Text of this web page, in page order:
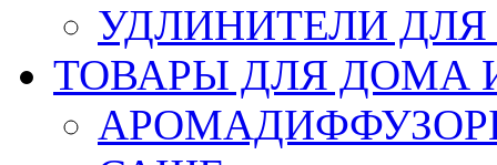
УДЛИНИТЕЛИ
ТОВАРЫ ДЛЯ ДОМА